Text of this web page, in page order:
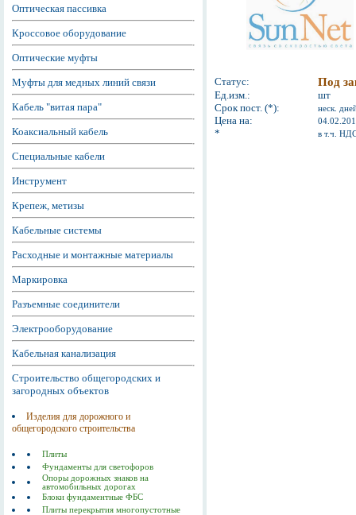
Оптическая пассивка
Кроссовое оборудование
Оптические муфты
Муфты для медных линий связи
Кабель "витая пара"
Коаксиальный кабель
Специальные кабели
Инструмент
Крепеж, метизы
Кабельные системы
Расходные и монтажные материалы
Маркировка
Разъемные соединители
Электрооборудование
Кабельная канализация
Строительство общегородских и
загородных объектов
Изделия для дорожного и
общегородского строительства
Плиты
Фундаменты для светофоров
Опоры дорожных знаков на
автомобильных дорогах
Блоки фундаментные ФБС
Плиты перекрытия многопустотные
Статус: Под
Ед.изм.:
шт
Срок пост. (*):
неск.
Цена на:
* в т.ч.